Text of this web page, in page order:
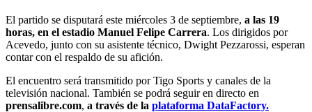
El partido se disputará este miércoles 3 de septiembre, a las 19
horas, en el estadio Manuel Felipe Carrera. Los dirigidos por
Acevedo, junto con su asistente técnico, Dwight Pezzarossi, esperan
contar con el respaldo de su afición.
El encuentro será transmitido por Tigo Sports y canales de la
televisión nacional. También se podrá seguir en directo en
prensalibre.com, a través de la plataforma DataFactory.